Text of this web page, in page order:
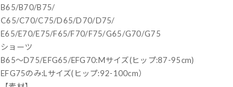
B65/B70/B75/
C65/C70/C75/D65/D70/D75/
E65/E70/E75/F65/F70/F75/G65/G70/G75
ショーツ
B65～D75/EFG65/EFG70:Mサイズ(ヒップ:87-95cm)
EFG75のみ:Lサイズ(ヒップ:92-100cm）